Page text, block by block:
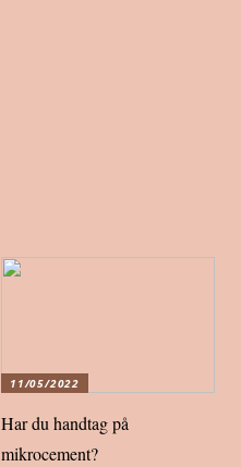
11/05/2022
Har du handtag på
mikrocement?